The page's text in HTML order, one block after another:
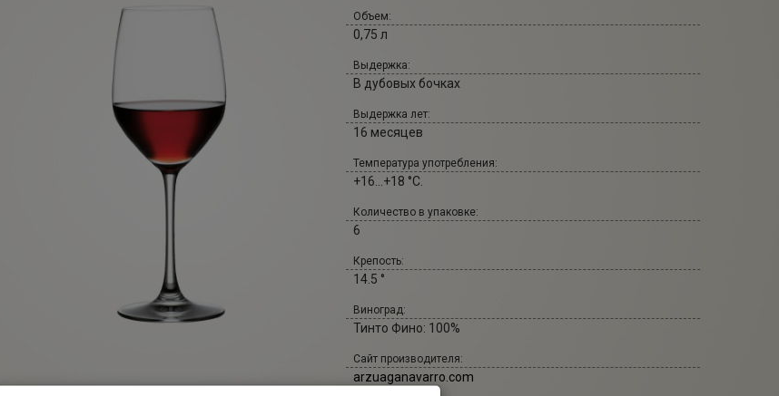
Объем:
0,75 л
Выдержка:
В дубовых бочках
Выдержка лет:
16 месяцев
Температура употребления:
+16...+18 °С.
Количество в упаковке:
6
Крепость:
14.5 °
Виноград:
Тинто Фино: 100%
Сайт производителя:
arzuaganavarro.com